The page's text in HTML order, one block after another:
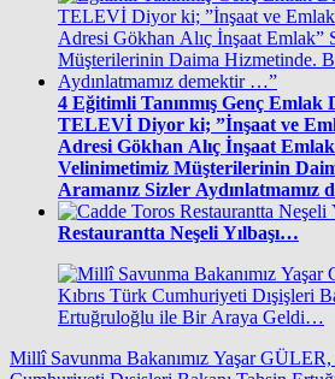
4 Eğitimli Tanınmış Genç Emlak Danışmanı BERHAN
TELEVİ Diyor ki; ”İnşaat ve
Adresi Gökhan Alıç İnşaat Emlak” Siz Değerli
Velinimetimiz Müşterilerinin
Aramanız Sizler
Restaurantta Neşeli Yılbaşı…
Millî Savunma Bakanımız Yaşar